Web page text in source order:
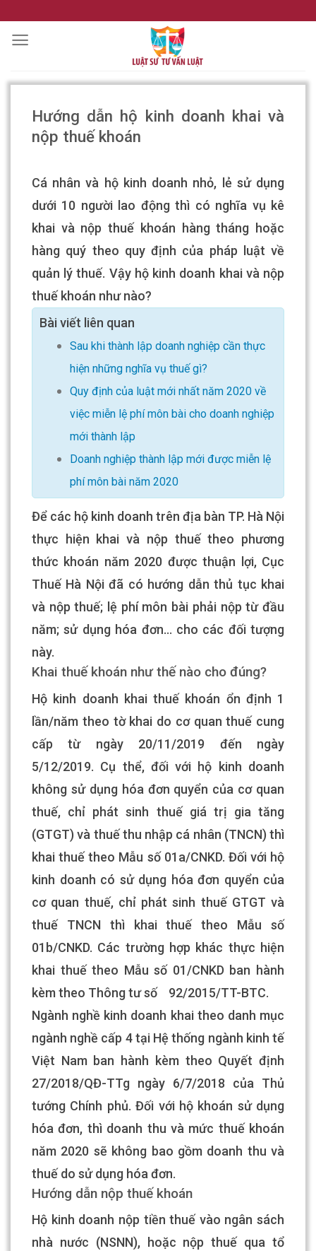
to
content
Hướng dẫn hộ kinh doanh khai và
nộp thuế khoán
Cá nhân và hộ kinh doanh nhỏ, lẻ sử dụng
dưới 10 người lao động thì có nghĩa vụ kê
khai và nộp thuế khoán hàng tháng hoặc
hàng quý theo quy định của pháp luật về
quản lý thuế. Vậy hộ kinh doanh khai và nộp
thuế khoán như nào?
Bài viết liên quan
Sau khi thành lập doanh nghiệp cần thực
hiện những nghĩa vụ thuế gì?
Quy định của luật mới nhất năm 2020 về
việc miễn lệ phí môn bài cho doanh nghiệp
mới thành lập
Doanh nghiệp thành lập mới được miễn lệ
phí môn bài năm 2020
Để các hộ kinh doanh trên địa bàn TP. Hà Nội
thực hiện khai và nộp thuế theo phương
thức khoán năm 2020 được thuận lợi, Cục
Thuế Hà Nội đã có hướng dẫn thủ tục khai
và nộp thuế; lệ phí môn bài phải nộp từ đầu
năm; sử dụng hóa đơn… cho các đối tượng
này.
Khai thuế khoán như thế nào cho đúng?
Hộ kinh doanh khai thuế khoán ổn định 1
lần/năm theo tờ khai do cơ quan thuế cung
cấp từ ngày 20/11/2019 đến ngày
5/12/2019. Cụ thể, đối với hộ kinh doanh
không sử dụng hóa đơn quyển của cơ quan
thuế, chỉ phát sinh thuế giá trị gia tăng
(GTGT) và thuế thu nhập cá nhân (TNCN) thì
khai thuế theo Mẫu số 01a/CNKD. Đối với hộ
kinh doanh có sử dụng hóa đơn quyển của
cơ quan thuế, chỉ phát sinh thuế GTGT và
thuế TNCN thì khai thuế theo Mẫu số
01b/CNKD. Các trường hợp khác thực hiện
khai thuế theo Mẫu số 01/CNKD ban hành
kèm theo Thông tư số 92/2015/TT-BTC.
Ngành nghề kinh doanh khai theo danh mục
ngành nghề cấp 4 tại Hệ thống ngành kinh tế
Việt Nam ban hành kèm theo Quyết định
27/2018/QĐ-TTg ngày 6/7/2018 của Thủ
tướng Chính phủ. Đối với hộ khoán sử dụng
hóa đơn, thì doanh thu và mức thuế khoán
năm 2020 sẽ không bao gồm doanh thu và
thuế do sử dụng hóa đơn.
Hướng dẫn nộp thuế khoán
Hộ kinh doanh nộp tiền thuế vào ngân sách
nhà nước (NSNN), hoặc nộp thuế qua tổ